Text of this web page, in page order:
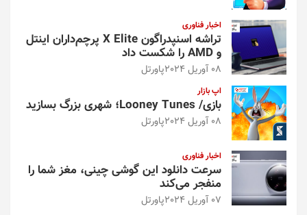
اخبار فناوری
تراشه اسنپدراگون X Elite پرچم‌داران اینتل
و AMD را شکست داد
08 آوریل 2024 پاورتل
اپ بازار
بازی/ Looney Tunes؛ شهری بزرگ بسازید
08 آوریل 2024 پاورتل
اخبار فناوری
سرعت دانلود این گوشی چینی، مغز شما را
منفجر می‌کند
07 آوریل 2024 پاورتل